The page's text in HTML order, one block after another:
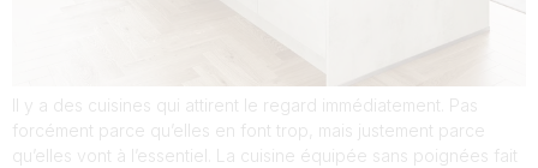
Il y a des cuisines qui attirent le regard immédiatement. Pas
forcément parce qu’elles en font trop, mais justement parce
qu’elles vont à l’essentiel. La cuisine équipée sans poignées fait